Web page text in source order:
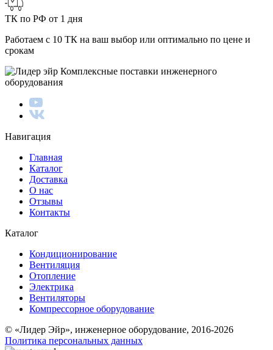
ТК по РФ от 1 дня
Работаем с 10 ТК на ваш выбор или оптимально по цене и
срокам
Комплексные поставки инженерного
оборудования
Навигация
Главная
Каталог
Доставка
О нас
Отзывы
Контакты
Каталог
Кондиционирование
Вентиляция
Отопление
Электрика
Вентиляторы
Компрессорное оборудование
© «Лидер Эйр», инженерное оборудование, 2016-2026
Политика персональных данных